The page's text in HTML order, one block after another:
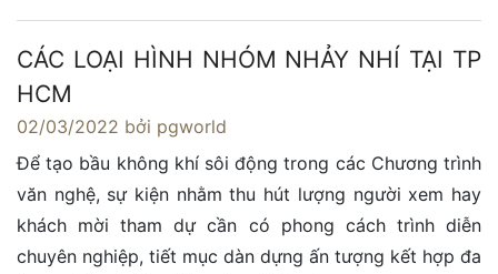
CÁC LOẠI HÌNH NHÓM NHẢY NHÍ TẠI TP
HCM
02/03/2022 bởi pgworld
Để tạo bầu không khí sôi động trong các Chương trình
văn nghệ, sự kiện nhằm thu hút lượng người xem hay
khách mời tham dự cần có phong cách trình diễn
chuyên nghiệp, tiết mục dàn dựng ấn tượng kết hợp đa